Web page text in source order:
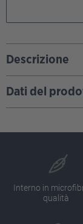
Descrizione
Dati del
Interno in
qualità